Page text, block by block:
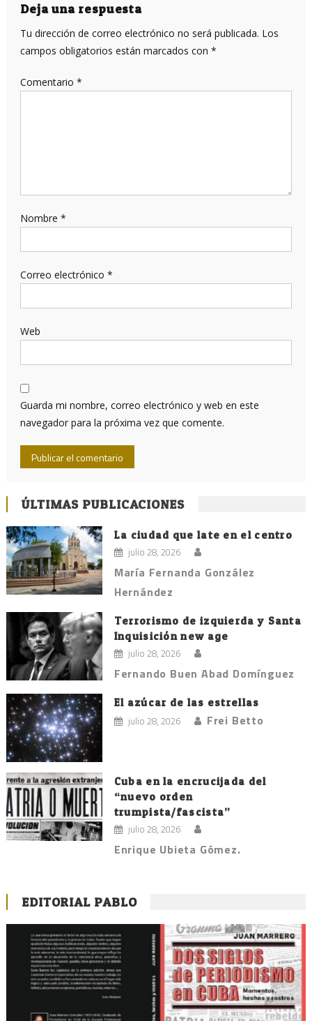
Deja una respuesta
Tu dirección de correo electrónico no será publicada. Los
campos obligatorios están marcados con *
Comentario *
Nombre *
Correo electrónico *
Web
Guarda mi nombre, correo electrónico y web en este
navegador para la próxima vez que comente.
ÚLTIMAS PUBLICACIONES
La ciudad que late en el centro
julio 28, 2026
María Fernanda González
Hernández
Terrorismo de izquierda y Santa
Inquisición new age
julio 28, 2026
Fernando Buen Abad Domínguez
El azúcar de las estrellas
julio 28, 2026 Frei Betto
Cuba en la encrucijada del
“nuevo orden
trumpista/fascista”
julio 28, 2026
Enrique Ubieta Gómez.
EDITORIAL PABLO